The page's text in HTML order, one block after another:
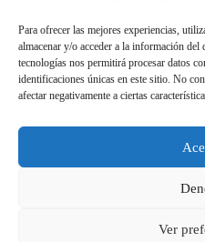
Para ofrecer las mejores experiencias,
almacenar y/o acceder a la información
tecnologías nos permitirá procesar datos
identificaciones únicas en este sitio. No
afectar negativamente a ciertas
Ver
Maquinaria de Hostelería en